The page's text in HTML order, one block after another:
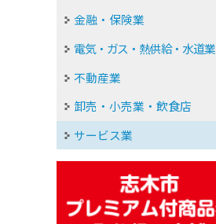
金融・保険業
電気・ガス・熱供給・水道業
不動産業
卸売・小売業・飲食店
サービス業